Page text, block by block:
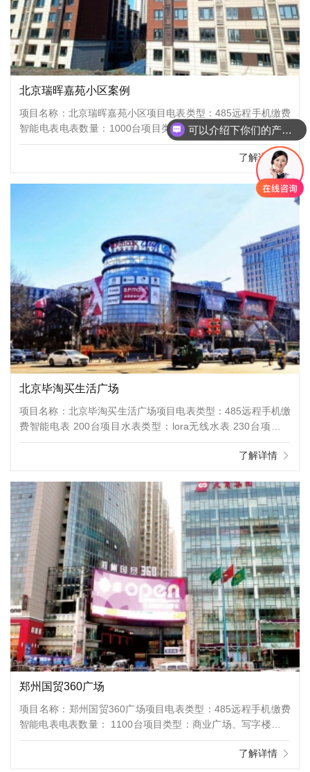
北京瑞晖嘉苑小区案例
项目名称：北京瑞晖嘉苑小区项目电表类型：485远程手机缴费
智能电表电表数量：1000台项目类型：小区地址：北京市朝阳
区东坝乡单店南路16号院项目介绍：瑞晖嘉苑项目为北京建工
地产公司联合华润、天恒两家大型房企合作开发的共有产权房项
目，整体建设规模达到 14.9 万平方米，总体地上建筑规模约
8.7 万平方米，地下总建筑面积约 6.2万平方米，共有 999 户。
了解详情
北京毕淘买生活广场
项目名称：北京毕淘买生活广场项目电表类型：485远程手机缴
费智能电表 200台项目水表类型：lora无线水表 230台项目类
型：商业广场项目介绍：“毕淘买生活广场”，位于酒仙桥路12号
（原乐天玛特），是一家作为集品牌服装、网红餐饮、亲子教
间。弥补了周边居民和上班族对于生活配套、服务体验的细致需
要。毕淘买三层打造了一条美食街区“酒食贰巷”按照
了解详情
郑州国贸360广场
项目名称：郑州国贸360广场项目电表类型：485远程手机缴费
智能电表电表数量： 1100台项目类型：商业广场、写字楼项目
介绍：郑州国贸360广场是郑州主城区地标，位于农业路和花园
路交汇处，以48万平方米超大规模、高辐射性区域优势、高素
了解详情
你们是怎么收费的呢？